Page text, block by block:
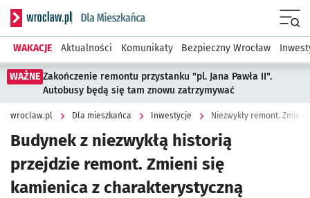
Serwis informacyjny wroclaw.pl podserwis: Dla mieszkańca
WAKACJE Aktualności Komunikaty Bezpieczny Wrocław
WAŻNE Zakończenie remontu przystanku "pl. Jana Pawła II".
Autobusy będą się tam znowu zatrzymywać
wroclaw.pl Dla mieszkańca Inwestycje Niezwykły remont.
Budynek z niezwykłą historią
przejdzie remont. Zmieni się
kamienica z charakterystyczną